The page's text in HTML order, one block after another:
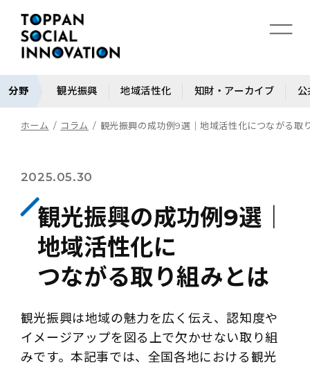
分野 観光振興 地域活性化 知財・アーカイブ
ホーム コラム 観光振興の成功例9選｜地域活性化につながる取
2025.05.30
観光振興の成功例9選｜
地域活性化に
つながる取り組みとは
観光振興は地域の魅力を広く伝え、認知度や
イメージアップを図る上で欠かせない取り組
みです。本記事では、全国各地における観光